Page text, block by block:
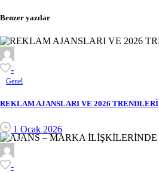
Benzer yazılar
-
Genel
REKLAM AJANSLARI VE 2026 TRENDLERİ
1 Ocak 2026
-